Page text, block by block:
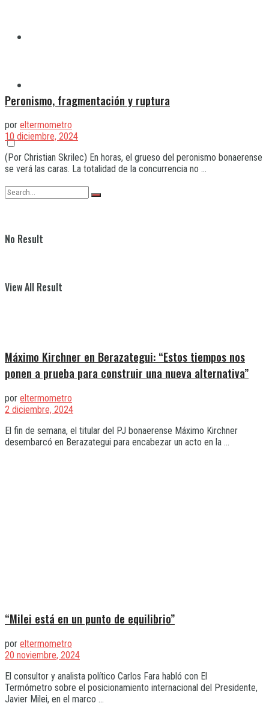
No Result
View All Result
Peronismo, fragmentación y ruptura
por eltermometro
10 diciembre, 2024
(Por Christian Skrilec) En horas, el grueso del peronismo bonaerense
se verá las caras. La totalidad de la concurrencia no ...
Máximo Kirchner en Berazategui: “Estos tiempos nos
ponen a prueba para construir una nueva alternativa”
por eltermometro
2 diciembre, 2024
El fin de semana, el titular del PJ bonaerense Máximo Kirchner
desembarcó en Berazategui para encabezar un acto en la ...
“Milei está en un punto de equilibrio”
por eltermometro
20 noviembre, 2024
El consultor y analista político Carlos Fara habló con El
Termómetro sobre el posicionamiento internacional del Presidente,
Javier Milei, en el marco ...